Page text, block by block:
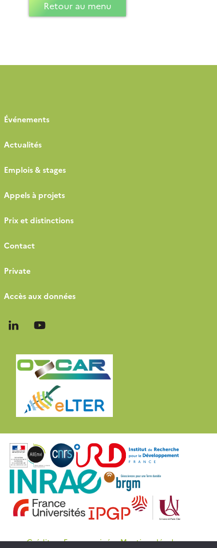
Retour au menu
Événements
Actualités
Emplois & stages
Appels à projets
Prix et distinctions
Contact
Private
Accès aux données
Crédits Espace privé Mentions légales